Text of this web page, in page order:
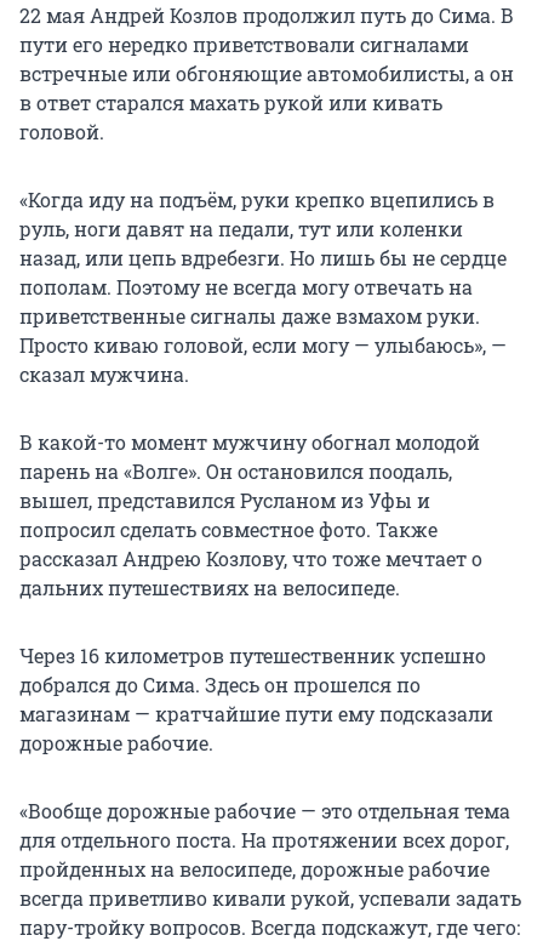
22 мая Андрей Козлов продолжил путь до Сима. В
пути его нередко приветствовали сигналами
встречные или обгоняющие автомобилисты, а он
в ответ старался махать рукой или кивать
головой.
«Когда иду на подъём, руки крепко вцепились в
руль, ноги давят на педали, тут или коленки
назад, или цепь вдребезги. Но лишь бы не сердце
пополам. Поэтому не всегда могу отвечать на
приветственные сигналы даже взмахом руки.
Просто киваю головой, если могу — улыбаюсь», —
сказал мужчина.
В какой-то момент мужчину обогнал молодой
парень на «Волге». Он остановился поодаль,
вышел, представился Русланом из Уфы и
попросил сделать совместное фото. Также
рассказал Андрею Козлову, что тоже мечтает о
дальних путешествиях на велосипеде.
Через 16 километров путешественник успешно
добрался до Сима. Здесь он прошелся по
магазинам — кратчайшие пути ему подсказали
дорожные рабочие.
«Вообще дорожные рабочие — это отдельная тема
для отдельного поста. На протяжении всех дорог,
пройденных на велосипеде, дорожные рабочие
всегда приветливо кивали рукой, успевали задать
пару-тройку вопросов. Всегда подскажут, где чего: